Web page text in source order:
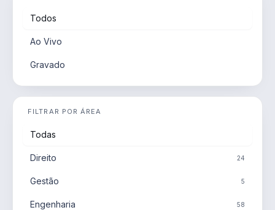
Todos
Ao Vivo
Gravado
FILTRAR POR ÁREA
Todas
Direito 24
Gestão 5
Engenharia 58